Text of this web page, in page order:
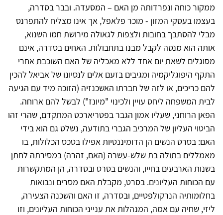
ממקור כוחה ונפרדותה מן האם – המסעדה. ובבר בסדרה,
בעצמו בעסקי המזון - מוכר פלאפל, אך אינו מצליח להתפרנס
מבלי להסתבך בחובות ולצפות לגאולה מירושת חמו השנוא,
אותה הוא מנסה לקבל מבנו בתחבולות. האחים בסדרה, אינם
מסוגלים לשאת יום אחד ללא מאכליה של האם השוכבת אחרי
התקף היפוגליקמיה ומגיבים בזעם אלים לנסיונו של אביאל להכין
להם כריכים, או לזה של חברתו האשכנזיה (הזוכה מיד עם הגיעה
לבית המשפחה ליחס עויין ולכינוי "מיונז") לבשל להם ארוחה.
הפאן הרוחני, שעליו אמון הגבר בפטריארכט המתקדם, שהרי זהו
הביטוי העליון של המרכיב הגברי בתודעה, נשלט גם הוא בידי
האם: בסרט הנשים הן הדומיננטיות אפילו בטכס הכלולות, בו
מאמללים בתולה בת שלש-עשרה (האם, זהרה) במסירתה לחתן
בשנות הארבעים בחייו, והנשים בסרט ובסדרה, הן המתקשרות
עם הכוחות העליונים. בסרט, מקבלת האם מסרים ונבואות
בחלומותיה הנרקולפטיים, ובסדרה, זו האם והשכנה הצעירה,
ליזי, שחיה עם אמה, המנהלות את ענייני הכוחות העליונים, וזו